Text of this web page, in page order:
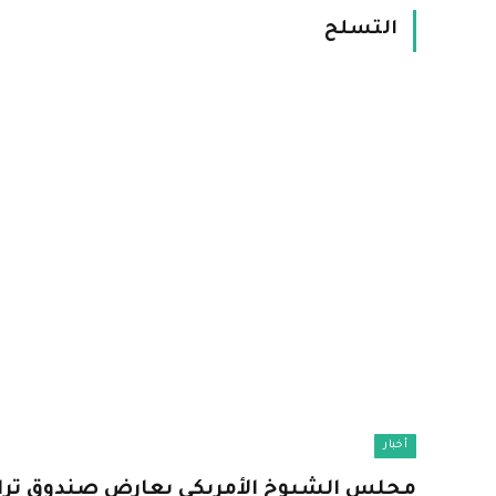
التسلح
أخبار
مجلس الشيوخ الأمريكي يعارض صندوق